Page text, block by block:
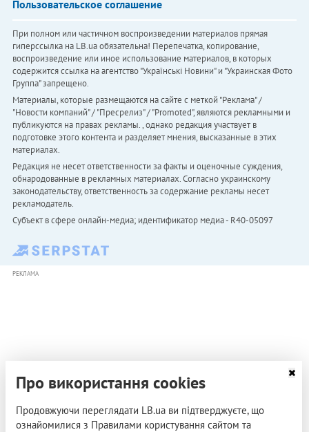
Пользовательское соглашение
При полном или частичном воспроизведении материалов прямая
гиперссылка на LB.ua обязательна! Перепечатка, копирование,
воспроизведение или иное использование материалов, в которых
содержится ссылка на агентство "Українськi Новини" и "Украинская Фото
Группа" запрещено.
Материалы, которые размещаются на сайте с меткой "Реклама" /
"Новости компаний" / "Пресрелиз" / "Promoted", являются рекламными и
публикуются на правах рекламы. , однако редакция участвует в
подготовке этого контента и разделяет мнения, высказанные в этих
материалах.
Редакция не несет ответственности за факты и оценочные суждения,
обнародованные в рекламных материалах. Согласно украинскому
законодательству, ответственность за содержание рекламы несет
рекламодатель.
Субъект в сфере онлайн-медиа; идентификатор медиа - R40-05097
РЕКЛАМА
Про використання cookies
Продовжуючи переглядати LB.ua ви підтверджуєте, що
ознайомилися з Правилами користування сайтом та